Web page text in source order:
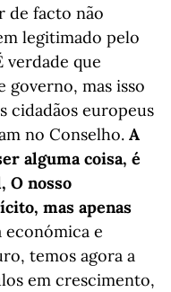
de facto não
legitimado pelo
verdade que
governo, mas isso
cidadãos europeus
no Conselho. A
alguma coisa, é
O nosso
mas apenas
económica e
temos agora a
em crescimento,